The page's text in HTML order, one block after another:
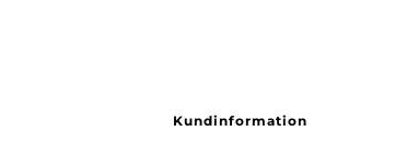
Kundinformation